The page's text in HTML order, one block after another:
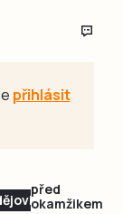
přihlásit
před
okamžikem